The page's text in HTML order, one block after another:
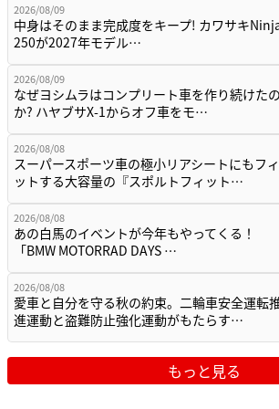
2026/08/09
中身はそのまま完成度をキープ! カワサキ
250が2027年モデル…
2026/08/09
なぜヨシムラはコンプリート車を作り続けたの
か? ハヤブサX-1からオフ車をモ…
2026/08/08
スーパースポーツ車の極小リアシートにもフィ
ットする大容量の『スポルトフィット…
2026/08/08
あの白馬のイベントが今年もやってくる！
「BMW MOTORRAD DAYS …
2026/08/08
愛車と自分を守る秋の約束。二輪車安全運転
進運動と盗難防止強化運動がもたらす…
もっと見る